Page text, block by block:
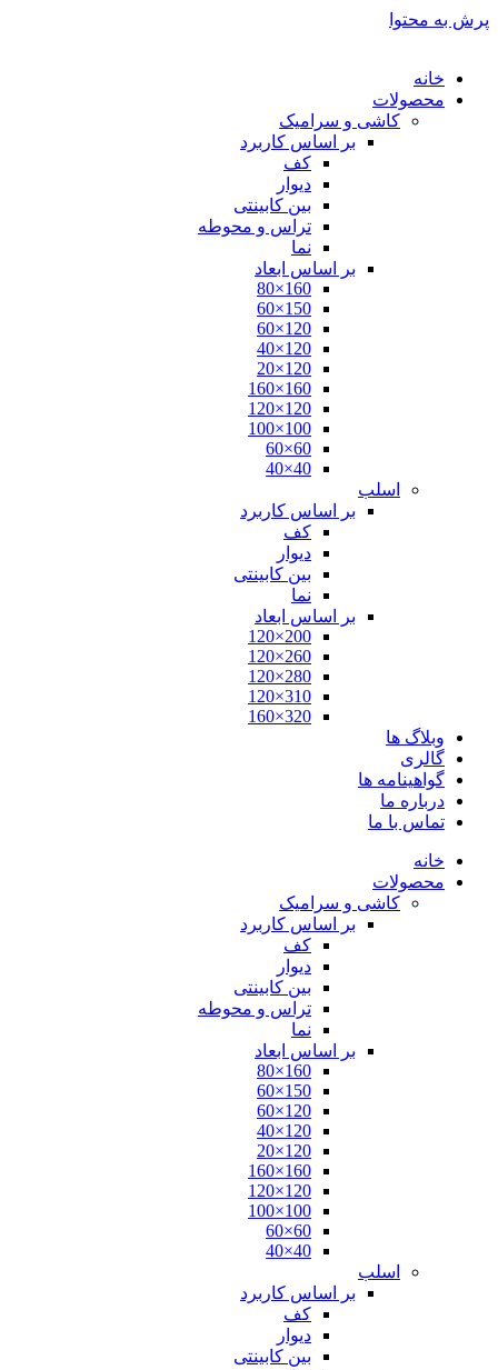
پرش به محتوا
خانه
محصولات
کاشی و سرامیک
بر اساس کاربرد
کف
دیوار
بین کابینتی
تراس و محوطه
نما
بر اساس ابعاد
160×80
150×60
120×60
120×40
120×20
160×160
120×120
100×100
60×60
40×40
اسلب
بر اساس کاربرد
کف
دیوار
بین کابینتی
نما
بر اساس ابعاد
200×120
260×120
280×120
310×120
320×160
وبلاگ ها
گالری
گواهینامه ها
درباره ما
تماس با ما
خانه
محصولات
کاشی و سرامیک
بر اساس کاربرد
کف
دیوار
بین کابینتی
تراس و محوطه
نما
بر اساس ابعاد
160×80
150×60
120×60
120×40
120×20
160×160
120×120
100×100
60×60
40×40
اسلب
بر اساس کاربرد
کف
دیوار
بین کابینتی